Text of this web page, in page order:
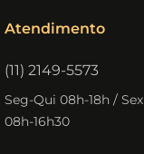
Atendimento
(11) 2149-5573
Seg-Qui 08h-18h / Sex
08h-16h30